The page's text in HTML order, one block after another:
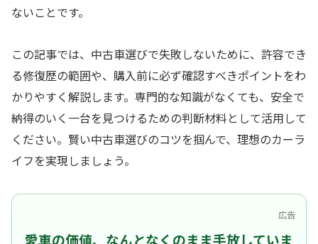
ないことです。
この記事では、中古車選びで失敗しないために、許容でき
る修復歴の範囲や、購入前に必ず確認すべきポイントをわ
かりやすく解説します。専門的な知識がなくても、安全で
納得のいく一台を見つけるための判断材料として活用して
ください。賢い中古車選びのコツを掴んで、理想のカーラ
イフを実現しましょう。
広告
愛車の価値、なんとなくのまま手放していま